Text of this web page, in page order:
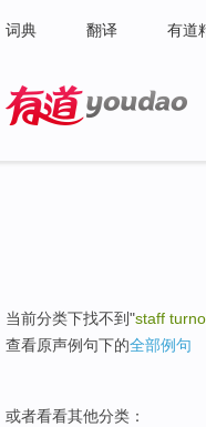
词典 翻译 有道
当前分类下找不到"staff
查看原声例句下的全部例句
或者看看其他分类：